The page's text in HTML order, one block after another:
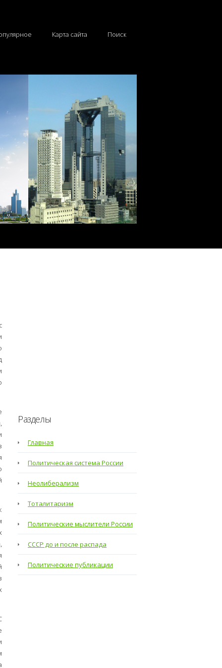
Карта сайта Поиск
Разделы
Главная
Политическая система России
Неолиберализм
Тоталитаризм
Политические мыслители России
СССР до и после распада
Политические публикации